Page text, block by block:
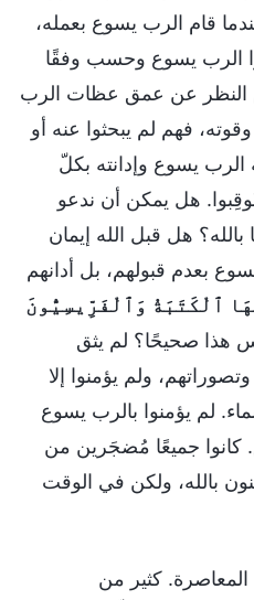
قام الرب يسوع بعمله،
الرب يسوع وحسب وفقًا
النظر عن عمق عظات الرب
فهم لم يبحثوا عنه أو
يسوع وإدانته بكلّ
هل يمكن أن ندعو
بالله؟ هل قبل الله إيمان
بعدم قبولهم، بل أدانهم
ٱلْكَتَبَةُ وَٱلْفَرِّيسِيُّونَ
هذا صحيحًا؟ لم يثق
ولم يؤمنوا إلا
لم يؤمنوا بالرب يسوع
كانوا جميعًا مُضجَرين من
بالله، ولكن في الوقت
المعاصرة. كثير من